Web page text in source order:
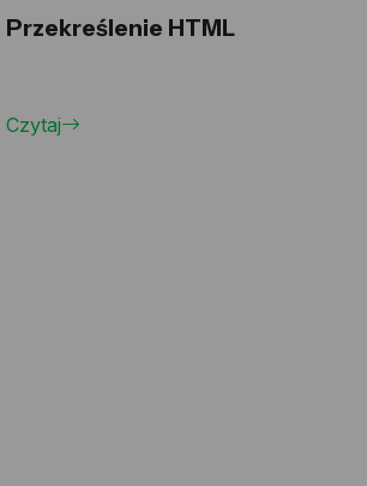
Przekreślenie HTML
Czytaj